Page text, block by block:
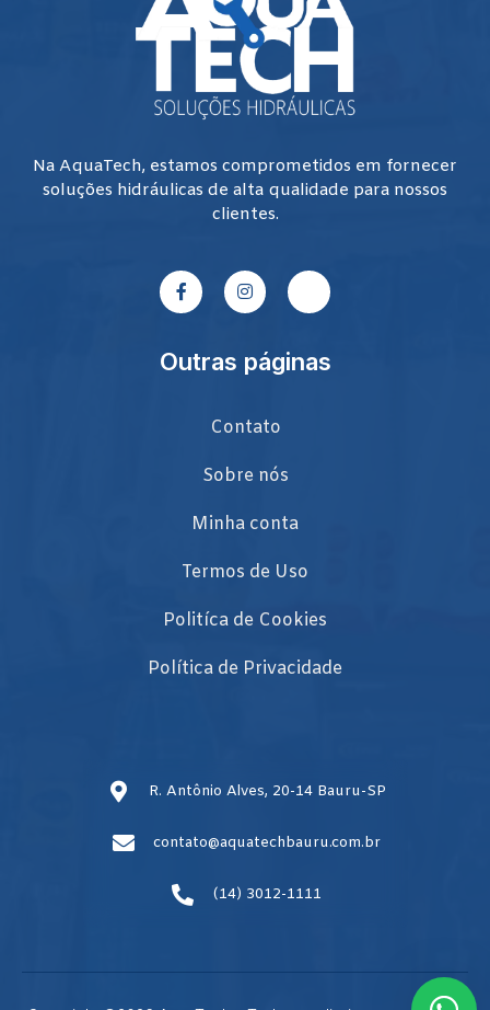
Na AquaTech, estamos comprometidos em fornecer
soluções hidráulicas de alta qualidade para nossos
clientes.
Outras páginas
Contato
Sobre nós
Minha conta
Termos de Uso
Politíca de Cookies
Política de Privacidade
R. Antônio Alves, 20-14 Bauru-SP
contato@aquatechbauru.com.br
(14) 3012-1111